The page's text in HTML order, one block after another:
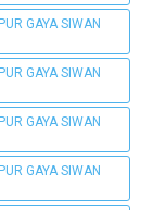
GAYA SIWAN
GAYA SIWAN
GAYA SIWAN
GAYA SIWAN